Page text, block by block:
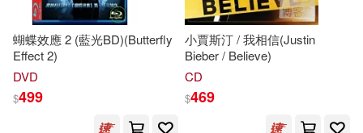
蝴蝶效應 2 (藍光BD)(Butterfly
Effect 2)
DVD
$499
小賈斯汀 / 我相信(Justin
Bieber / Believe)
CD
$469